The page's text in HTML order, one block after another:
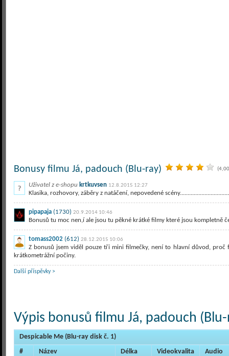
Bonusy filmu Já, padouch (Blu-ray)
Uživatel z e-shopu krtkuvsen 12.8.2015 12:27
Klasika, rozhovory, záběry z natáčení, nepovedené
pipapaja (1730) 20.9.2014 10:46
Bonusů tu moc nen,í ale jsou tu pěkné krátké filmy které jsou kompletně
tomass2002 (612) 28.12.2015 10:06
Z bonusů jsem viděl pouze tři mini filmečky, není to hlavní důvod, proč
krátkometrážní počiny.
Další příspěvky >
Výpis bonusů filmu Já, padouch
Despicable Me (Blu-ray disk č. 1)
#
Název Délka Videokvalita
Audio